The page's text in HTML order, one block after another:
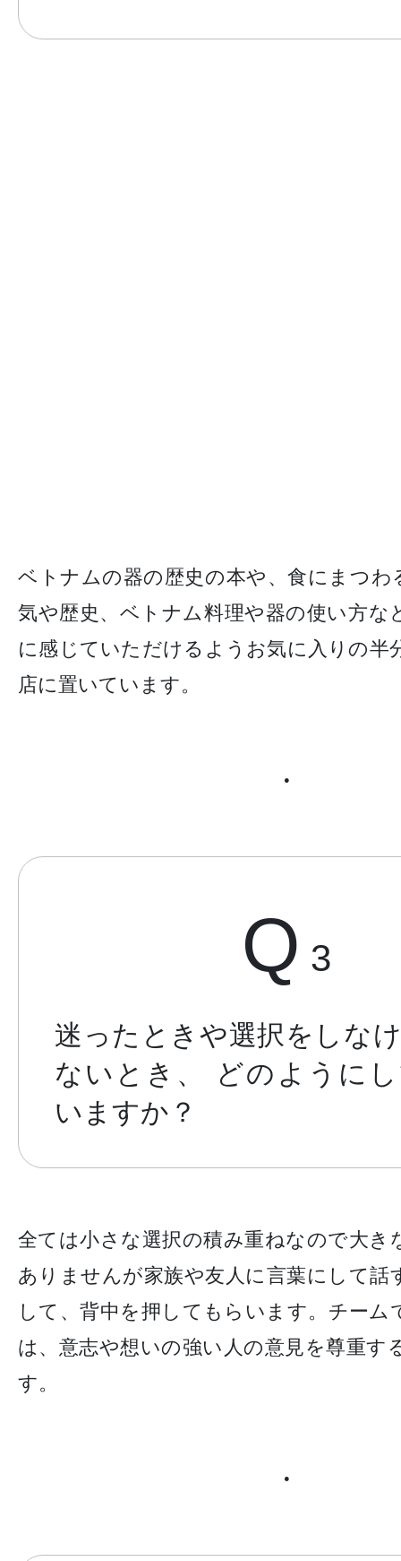
ベトナムの器の歴史の本や、食にまつわ
気や歴史、ベトナム料理や器の使い方な
に感じていただけるようお気に入りの半
店に置いています。
●
Q 3
迷ったときや選択をしな
ないとき、
どのように
いますか？
全ては小さな選択の積み重ねなので大き
ありませんが家族や友人に言葉にして話
して、背中を押してもらいます。チーム
は、意志や想いの強い人の意見を尊重す
す。
●